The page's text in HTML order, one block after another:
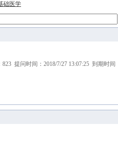
础医学
提问时间：2018/7/27 13:07:25 到期时间